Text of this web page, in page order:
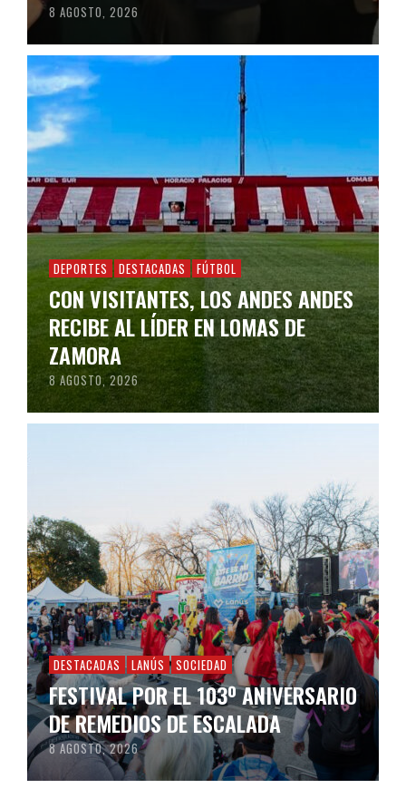
8 AGOSTO, 2026
DEPORTES DESTACADAS FÚTBOL
CON VISITANTES, LOS ANDES ANDES
RECIBE AL LÍDER EN LOMAS DE
ZAMORA
8 AGOSTO, 2026
DESTACADAS LANÚS SOCIEDAD
FESTIVAL POR EL 103º ANIVERSARIO
DE REMEDIOS DE ESCALADA
8 AGOSTO, 2026